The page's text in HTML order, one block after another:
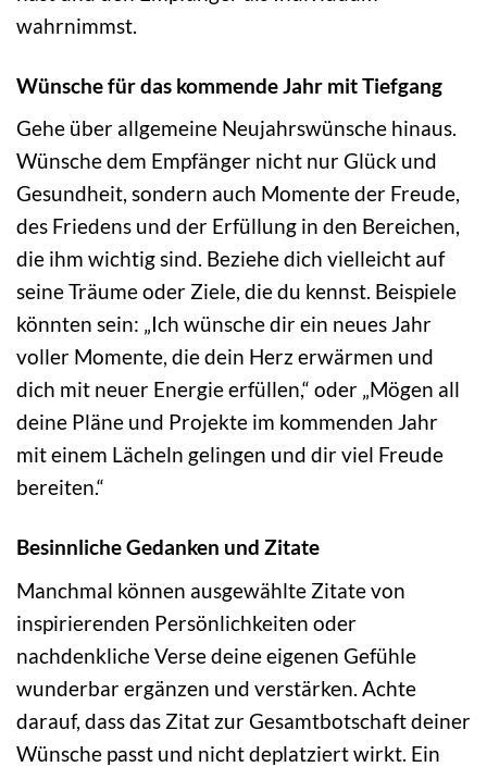
wahrnimmst.
Wünsche für das kommende Jahr mit Tiefgang
Gehe über allgemeine Neujahrswünsche hinaus.
Wünsche dem Empfänger nicht nur Glück und
Gesundheit, sondern auch Momente der Freude,
des Friedens und der Erfüllung in den Bereichen,
die ihm wichtig sind. Beziehe dich vielleicht auf
seine Träume oder Ziele, die du kennst. Beispiele
könnten sein: „Ich wünsche dir ein neues Jahr
voller Momente, die dein Herz erwärmen und
dich mit neuer Energie erfüllen,“ oder „Mögen all
deine Pläne und Projekte im kommenden Jahr
mit einem Lächeln gelingen und dir viel Freude
bereiten.“
Besinnliche Gedanken und Zitate
Manchmal können ausgewählte Zitate von
inspirierenden Persönlichkeiten oder
nachdenkliche Verse deine eigenen Gefühle
wunderbar ergänzen und verstärken. Achte
darauf, dass das Zitat zur Gesamtbotschaft deiner
Wünsche passt und nicht deplatziert wirkt. Ein